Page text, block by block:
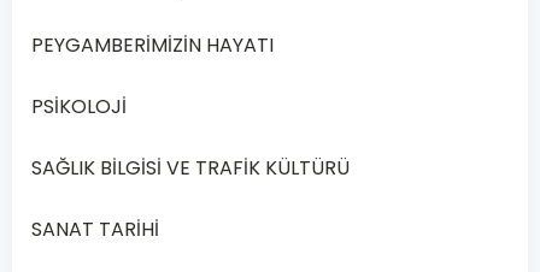
ortak
olmasına
konuyu
alış
PEYGAMBERİMİZİN HAYATI
PSİKOLOJİ
SAĞLIK BİLGİSİ VE TRAFİK KÜLTÜRÜ
SANAT TARİHİ